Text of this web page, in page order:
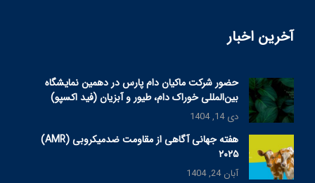
آخرین اخبار
حضور شرکت ماکیان دام پارس در دهمین نمایشگاه
بین‌المللی خوراک دام، طیور و آبزیان (فید اکسپو)
دی 14, 1404
هفته جهانی آگاهی از مقاومت ضدمیکروبی (AMR)
۲۰۲۵
آبان 24, 1404